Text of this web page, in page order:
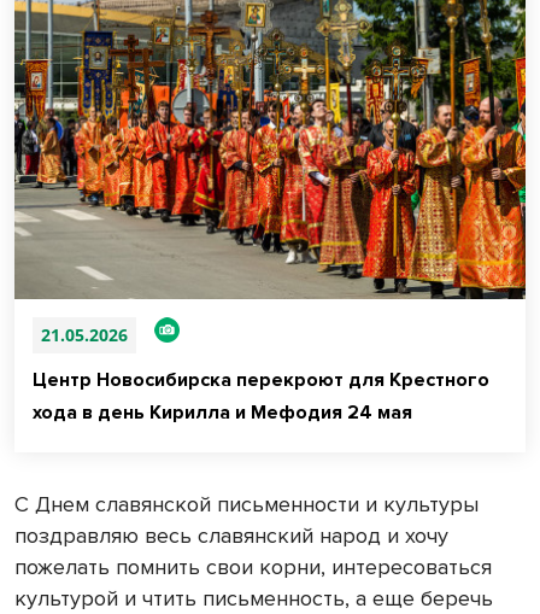
21.05.2026
Центр Новосибирска перекроют для Крестного
хода в день Кирилла и Мефодия 24 мая
С Днем славянской письменности и культуры
поздравляю весь славянский народ и хочу
пожелать помнить свои корни, интересоваться
культурой и чтить письменность, а еще беречь